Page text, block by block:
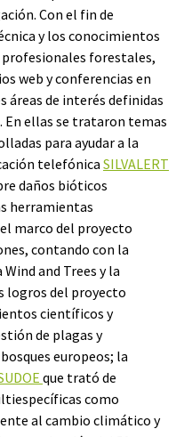
Con el fin de
y los conocimientos
forestales,
web y conferencias en
áreas de interés definidas
En ellas se trataron temas
para ayudar a la
telefónica SILVALERT
daños bióticos
herramientas
marco del proyecto
contando con la
and Trees y la
logros del proyecto
científicos y
de plagas y
europeos; la
que trató de
como
al cambio climático y